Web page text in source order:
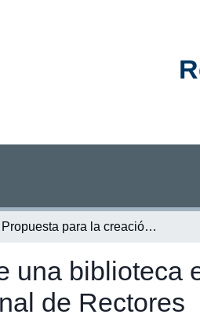
Propuesta para la creación de una biblioteca especializada en educación superior en el Consejo Nacional de Rectores
una biblioteca
de Rectores